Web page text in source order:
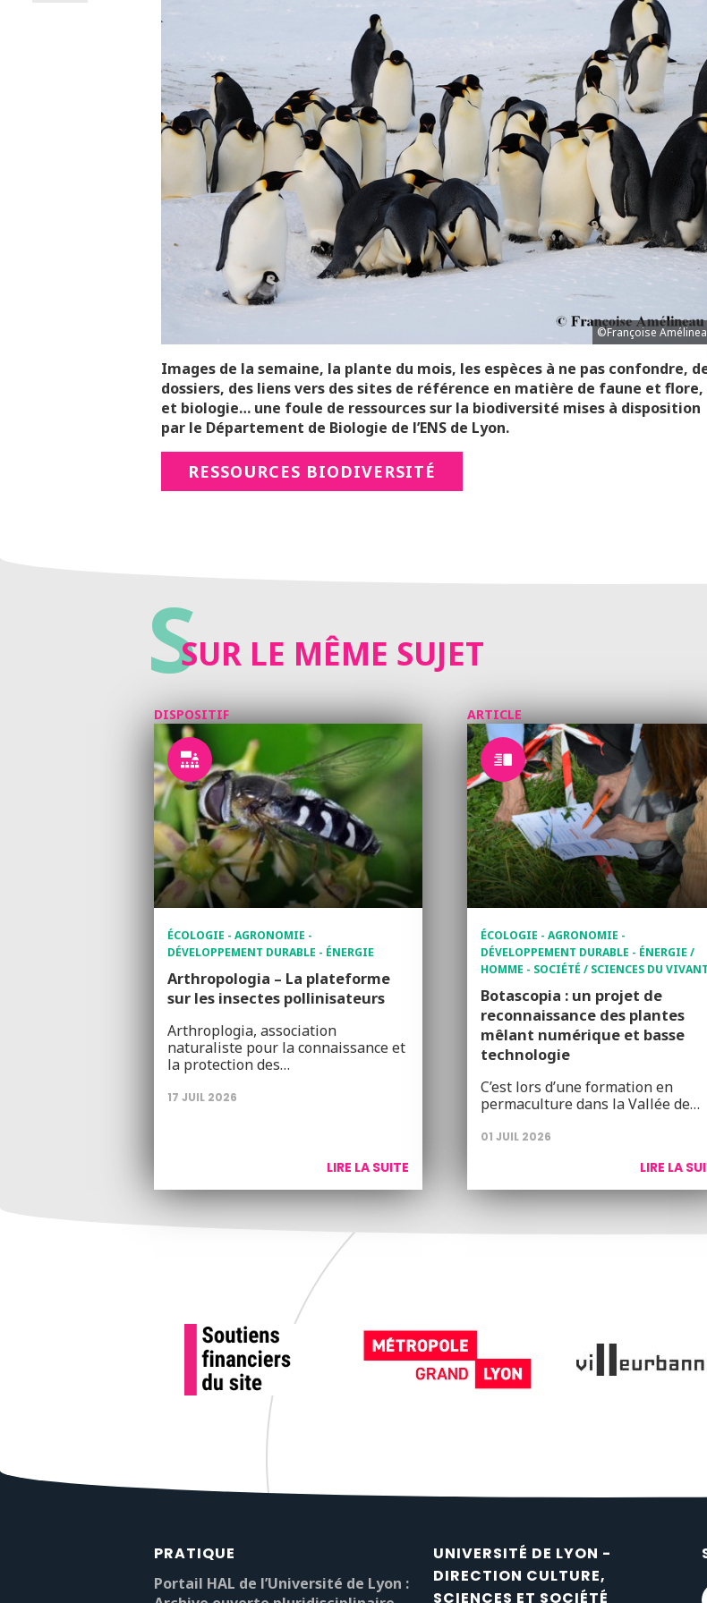
©Françoise
Images de la semaine, la plante du mois, les espèces à ne pas confondre,
dossiers, des liens vers des sites de référence en matière de faune et flore,
et biologie… une foule de ressources sur la biodiversité mises à disposition
par le Département de Biologie de l’ENS de Lyon.
RESSOURCES BIODIVERSITÉ
SSUR LE MÊME SUJET
DISPOSITIF
ÉCOLOGIE - AGRONOMIE -
DÉVELOPPEMENT DURABLE - ÉNERGIE
Arthropologia – La plateforme
sur les insectes pollinisateurs
Arthroplogia, association
naturaliste pour la connaissance et
la protection des…
17 JUIL 2026
LIRE LA SUITE
ARTICLE
ÉCOLOGIE - AGRONOMIE -
DÉVELOPPEMENT DURABLE - ÉNERGIE /
HOMME - SOCIÉTÉ / SCIENCES DU VIVANT
Botascopia : un projet de
reconnaissance des plantes
mêlant numérique et basse
technologie
C’est lors d’une formation en
permaculture dans la Vallée de…
01 JUIL 2026
LIRE LA
PRATIQUE
Portail HAL de l’Université de Lyon :
UNIVERSITÉ DE LYON -
DIRECTION CULTURE,
SCIENCES ET SOCIÉTÉ